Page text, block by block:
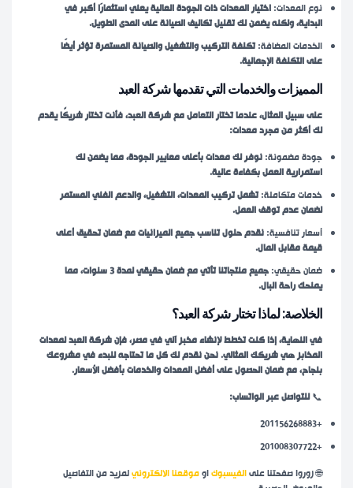
نوع المعدات:اختيار المعدات ذات الجودة العالية يعني استثمارًا أكبر في
البداية، ولكنه يضمن لك تقليل تكاليف الصيانة على المدى الطويل.
الخدمات المضافة:تكلفة التركيب والتشغيل والصيانة المستمرة تؤثر أيضًا
على التكلفة الإجمالية.
المميزات والخدمات التي تقدمها شركة العبد
على سبيل المثال، عندما تختار التعامل مع شركة العبد، فأنت تختار شريكًا يقدم
لك أكثر من مجرد معدات:
جودة مضمونة:نوفر لك معدات بأعلى معايير الجودة، مما يضمن لك
استمرارية العمل بكفاءة عالية.
خدمات متكاملة:تشمل تركيب المعدات، التشغيل، والدعم الفني المستمر
لضمان عدم توقف العمل.
أسعار تنافسية:نقدم حلول تناسب جميع الميزانيات مع ضمان تحقيق أعلى
قيمة مقابل المال.
ضمان حقيقي:
جميع منتجاتنا تأتي مع ضمان حقيقي لمدة 3 سنوات، مما
يمنحك راحة البال.
الخلاصة: لماذا تختار شركة العبد؟
في النهاية، إذا كنت تخطط لإنشاء مخبز آلي في مصر، فإن شركة العبد لمعدات
المخابز هي شريكك المثالي. نحن نقدم لك كل ما تحتاجه للبدء في مشروعك
بنجاح، مع ضمان الحصول على أفضل المعدات والخدمات بأفضل الأسعار.
📞للتواصل عبر الواتساب:
+201156268883
+201008307722
🌐 زوروا صفحتنا علىالفيسبوكاوموقعنا الالكترونيلمزيد من التفاصيل